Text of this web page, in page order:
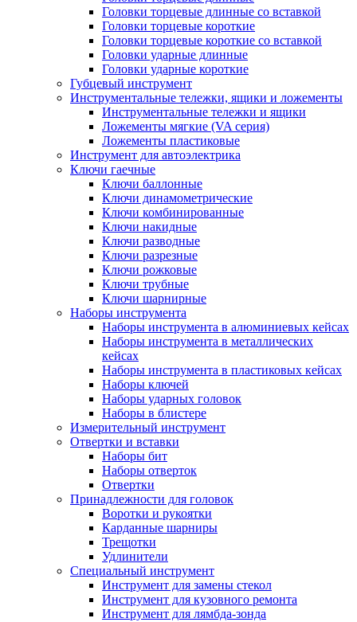
Головки торцевые длинные со вставкой
Головки торцевые короткие
Головки торцевые короткие со вставкой
Головки ударные длинные
Головки ударные короткие
Губцевый инструмент
Инструментальные тележки, ящики и ложементы
Инструментальные тележки и ящики
Ложементы мягкие (VA серия)
Ложементы пластиковые
Инструмент для автоэлектрика
Ключи гаечные
Ключи баллонные
Ключи динамометрические
Ключи комбинированные
Ключи накидные
Ключи разводные
Ключи разрезные
Ключи рожковые
Ключи трубные
Ключи шарнирные
Наборы инструмента
Наборы инструмента в алюминиевых кейсах
Наборы инструмента в металлических
кейсах
Наборы инструмента в пластиковых кейсах
Наборы ключей
Наборы ударных головок
Наборы в блистере
Измерительный инструмент
Отвертки и вставки
Наборы бит
Наборы отверток
Отвертки
Принадлежности для головок
Воротки и рукоятки
Карданные шарниры
Трещотки
Удлинители
Специальный инструмент
Инструмент для замены стекол
Инструмент для кузовного ремонта
Инструмент для лямбда-зонда